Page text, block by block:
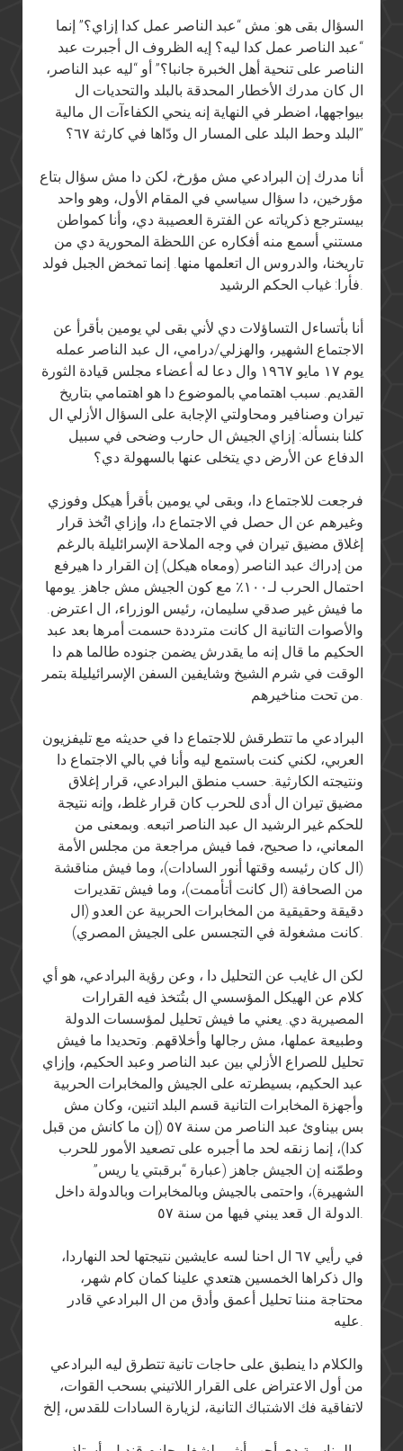
السؤال بقى هو: مش “عبد الناصر عمل كدا إزاي؟” إنما
“عبد الناصر عمل كدا ليه؟ إيه الظروف ال أجبرت عبد
الناصر على تنحية أهل الخبرة جانبا؟” أو “ليه عبد الناصر،
ال كان مدرك الأخطار المحدقة بالبلد والتحديات ال
بيواجهها، اضطر في النهاية إنه ينحي الكفاءآت ال مالية
البلد وحط البلد على المسار ال ودّاها في كارثة ٦٧؟”
أنا مدرك إن البرادعي مش مؤرخ، لكن دا مش سؤال بتاع
مؤرخين، دا سؤال سياسي في المقام الأول، وهو واحد
بيسترجع ذكرياته عن الفترة العصيبة دي، وأنا كمواطن
مستني أسمع منه أفكاره عن اللحظة المحورية دي من
تاريخنا، والدروس ال اتعلمها منها. إنما تمخض الجبل فولد
فأرا: غياب الحكم الرشيد.
أنا بأتساءل التساؤلات دي لأني بقى لي يومين بأقرأ عن
الاجتماع الشهير، والهزلي/درامي، ال عبد الناصر عمله
يوم ١٧ مايو ١٩٦٧ وال دعا له أعضاء مجلس قيادة الثورة
القديم. سبب اهتمامي بالموضوع دا هو اهتمامي بتاريخ
تيران وصنافير ومحاولتي الإجابة على السؤال الأزلي ال
كلنا بنسأله: إزاي الجيش ال حارب وضحى في سبيل
الدفاع عن الأرض دي يتخلى عنها بالسهولة دي؟
فرجعت للاجتماع دا، وبقى لي يومين بأقرأ هيكل وفوزي
وغيرهم عن ال حصل في الاجتماع دا، وإزاي اتُخذ قرار
إغلاق مضيق تيران في وجه الملاحة الإسرائليلة بالرغم
من إدراك عبد الناصر (ومعاه هيكل) إن القرار دا هيرفع
احتمال الحرب لـ١٠٠٪ مع كون الجيش مش جاهز. يومها
ما فيش غير صدقي سليمان، رئيس الوزراء، ال اعترض.
والأصوات التانية ال كانت مترددة حسمت أمرها بعد عبد
الحكيم ما قال إنه ما يقدرش يضمن جنوده طالما هم دا
الوقت في شرم الشيخ وشايفين السفن الإسرائيليلة بتمر
من تحت مناخيرهم.
البرادعي ما تتطرقش للاجتماع دا في حديثه مع تليفزيون
العربي، لكني كنت باستمع ليه وأنا في بالي الاجتماع دا
ونتيجته الكارثية. حسب منطق البرادعي، قرار إغلاق
مضيق تيران ال أدى للحرب كان قرار غلط، وإنه نتيجة
للحكم غير الرشيد ال عبد الناصر اتبعه. وبمعنى من
المعاني، دا صحيح، فما فيش مراجعة من مجلس الأمة
(ال كان رئيسه وقتها أنور السادات)، وما فيش مناقشة
من الصحافة (ال كانت أتأممت)، وما فيش تقديرات
دقيقة وحقيقية من المخابرات الحربية عن العدو (ال
كانت مشغولة في التجسس على الجيش المصري).
لكن ال غايب عن التحليل دا ، وعن رؤية البرادعي، هو أي
كلام عن الهيكل المؤسسي ال بتُتخذ فيه القرارات
المصيرية دي. يعني ما فيش تحليل لمؤسسات الدولة
وطبيعة عملها، مش رجالها وأخلاقهم. وتحديدا ما فيش
تحليل للصراع الأزلي بين عبد الناصر وعبد الحكيم، وإزاي
عبد الحكيم، بسيطرته على الجيش والمخابرات الحربية
وأجهزة المخابرات التانية قسم البلد اتنين، وكان مش
بس بيناوئ عبد الناصر من سنة ٥٧ (إن ما كانش من قبل
كدا)، إنما زنقه لحد ما أجبره على تصعيد الأمور للحرب
وطمّنه إن الجيش جاهز (عبارة “برقبتي يا ريس”
الشهيرة)، واحتمى بالجيش وبالمخابرات وبالدولة داخل
الدولة ال قعد يبني فيها من سنة ٥٧.
في رأيي ٦٧ ال احنا لسه عايشين نتيجتها لحد النهاردا،
وال ذكراها الخمسين هتعدي علينا كمان كام شهر،
محتاجة مننا تحليل أعمق وأدق من ال البرادعي قادر
عليه.
والكلام دا ينطبق على حاجات تانية تتطرق ليه البرادعي
من أول الاعتراض على القرار اللاتيني بسحب القوات،
لاتفاقية فك الاشتباك التانية، لزيارة السادات للقدس، إلخ